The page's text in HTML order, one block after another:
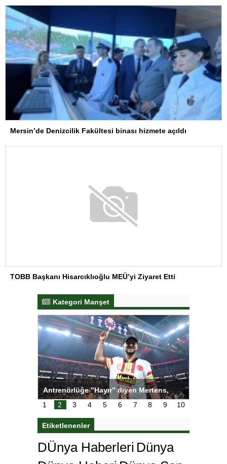
Mersin’de Denizcilik Fakültesi binası hizmete açıldı
TOBB Başkanı Hisarcıklıoğlu MEÜ’yi Ziyaret Etti
Kategori Manşet
Antrenörlüğe ”Hayır” diyen Mertens,
Galatasaray’dan bakın ne istedi
1
2 3 4 5 6 7 8 9 10
Etiketlenenler
DÜnya Haberleri Dünya